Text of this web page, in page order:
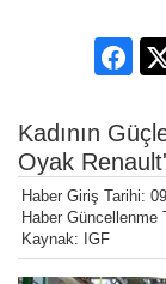
Kadının
Oyak
Haber Giriş Tarihi:
Haber Güncellenme
Kaynak: IGF